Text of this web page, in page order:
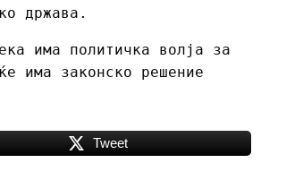
држава.
има политичка волја за
има законско решение
Tweet